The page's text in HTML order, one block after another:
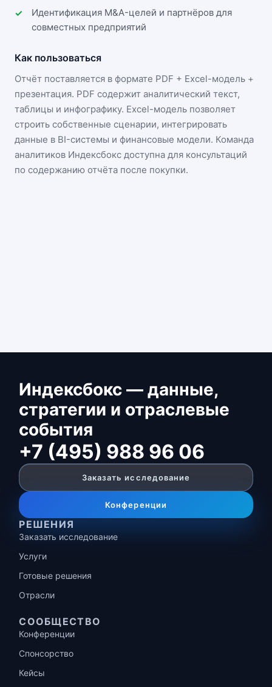
Идентификация M&A-целей и партнёров для
совместных предприятий
Как пользоваться
Отчёт поставляется в формате PDF + Excel-модель +
презентация. PDF содержит аналитический текст,
таблицы и инфографику. Excel-модель позволяет
строить собственные сценарии, интегрировать
данные в BI-системы и финансовые модели. Команда
аналитиков Индексбокс доступна для консультаций
по содержанию отчёта после покупки.
Индексбокс — данные,
стратегии и отраслевые
события
+7 (495) 988 96 06
Заказать исследование
Конференции
РЕШЕНИЯ
Заказать исследование
Услуги
Готовые решения
Отрасли
СООБЩЕСТВО
Конференции
Спонсорство
Кейсы